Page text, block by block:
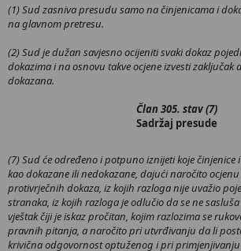
(1) Sud zasniva presudu samo na činjenicama i
na glavnom pretresu.
(2) Sud je dužan savjesno ocijeniti svaki dokaz
dokazima i na osnovu takve ocjene izvesti zaključak
dokazana.
Član 305. stav (7)
Sadržaj presude
(7) Sud će određeno i potpuno iznijeti koje činjenice
kao dokazane ili nedokazane, dajući naročito
protivrječnih dokaza, iz kojih razloga nije uvažio
stranaka, iz kojih razloga je odlučio da se ne
vještak čiji je iskaz pročitan, kojim razlozima se
pravnih pitanja, a naročito pri utvrđivanju da li
krivična odgovornost optuženog i pri